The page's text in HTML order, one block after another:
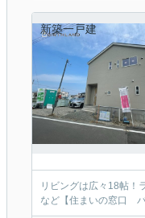
新築一戸建
リビングは広々18帖！
など【住まいの窓口